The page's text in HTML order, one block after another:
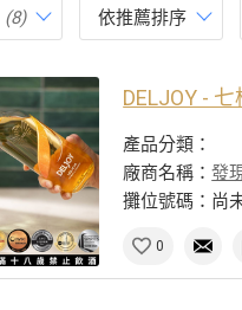
(8) 依推薦排序
DELJOY -
產品分類：
廠商名稱：發
攤位號碼：尚
0